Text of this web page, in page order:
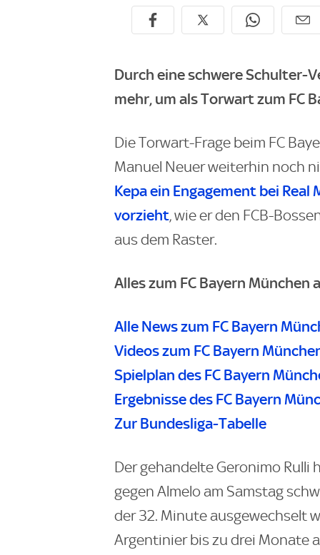
Durch eine schwere Schulter-
mehr, um als Torwart zum FC
Die Torwart-Frage beim FC
Manuel Neuer weiterhin noch
Kepa ein Engagement bei
vorzieht, wie er den FCB-
aus dem Raster.
Alles zum FC Bayern München
Alle News zum FC Bayern
Videos zum FC Bayern
Spielplan des FC Bayern
Ergebnisse des FC Bayern
Zur Bundesliga-Tabelle
Der gehandelte Geronimo Rulli
gegen Almelo am Samstag
der 32. Minute ausgewechselt
Argentinier bis zu drei Monate